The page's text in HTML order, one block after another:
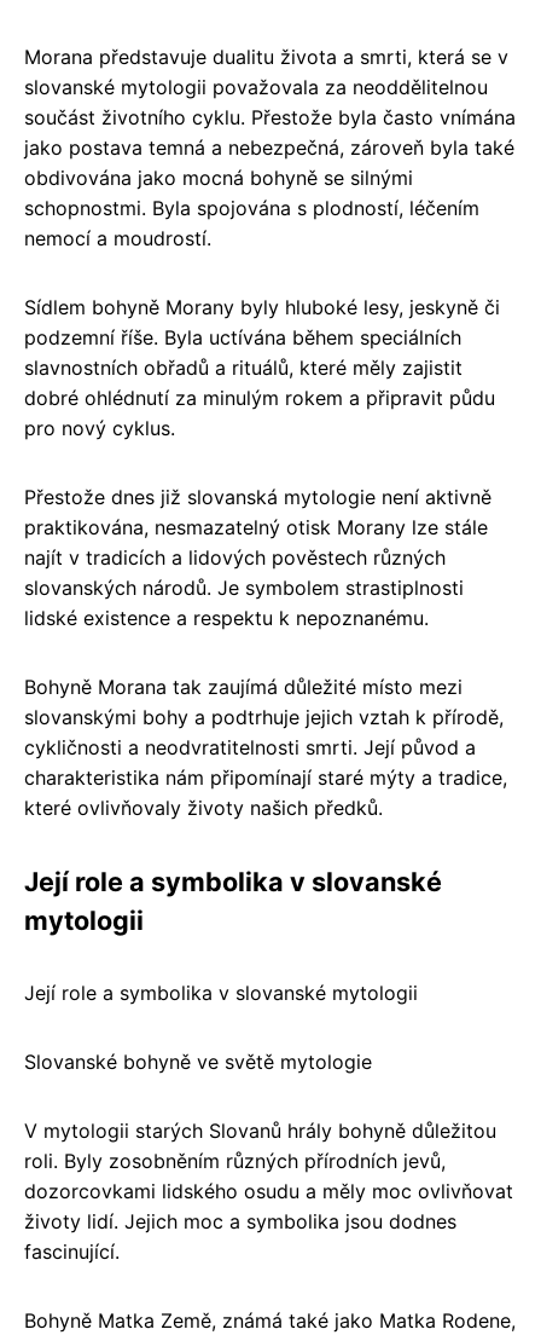
Morana představuje dualitu života a smrti, která se v
slovanské mytologii považovala za neoddělitelnou
součást životního cyklu. Přestože byla často vnímána
jako postava temná a nebezpečná, zároveň byla také
obdivována jako mocná bohyně se silnými
schopnostmi. Byla spojována s plodností, léčením
nemocí a moudrostí.
Sídlem bohyně Morany byly hluboké lesy, jeskyně či
podzemní říše. Byla uctívána během speciálních
slavnostních obřadů a rituálů, které měly zajistit
dobré ohlédnutí za minulým rokem a připravit půdu
pro nový cyklus.
Přestože dnes již slovanská mytologie není aktivně
praktikována, nesmazatelný otisk Morany lze stále
najít v tradicích a lidových pověstech různých
slovanských národů. Je symbolem strastiplnosti
lidské existence a respektu k nepoznanému.
Bohyně Morana tak zaujímá důležité místo mezi
slovanskými bohy a podtrhuje jejich vztah k přírodě,
cykličnosti a neodvratitelnosti smrti. Její původ a
charakteristika nám připomínají staré mýty a tradice,
které ovlivňovaly životy našich předků.
Její role a symbolika v slovanské
mytologii
Její role a symbolika v slovanské mytologii
Slovanské bohyně ve světě mytologie
V mytologii starých Slovanů hrály bohyně důležitou
roli. Byly zosobněním různých přírodních jevů,
dozorcovkami lidského osudu a měly moc ovlivňovat
životy lidí. Jejich moc a symbolika jsou dodnes
fascinující.
Bohyně Matka Země, známá také jako Matka Rodene,